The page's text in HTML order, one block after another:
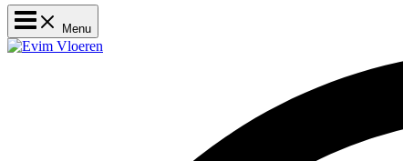
Menu